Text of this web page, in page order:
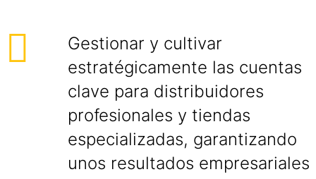
Gestionar y cultivar
estratégicamente las cuentas
clave para distribuidores
profesionales y tiendas
especializadas, garantizando
unos resultados empresariales